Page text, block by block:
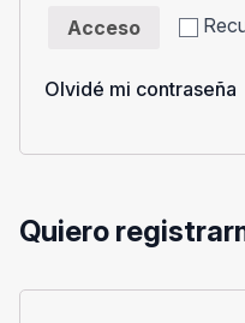
Acceso
Olvidé mi contraseña
Quiero